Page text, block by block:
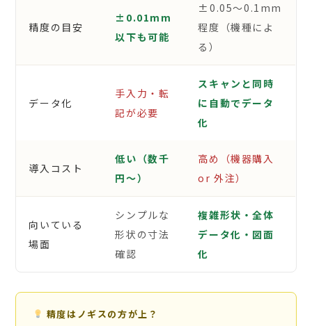
精度の目安
±0.01mm
以下も可能
±0.05〜0.1mm
程度（機種によ
る）
データ化
手入力・転
記が必要
スキャンと同時
に自動でデータ
化
導入コスト
低い（数千
円〜）
高め（機器購入
or 外注）
向いている
場面
シンプルな
形状の寸法
確認
複雑形状・全体
データ化・図面
化
精度はノギスの方が上？